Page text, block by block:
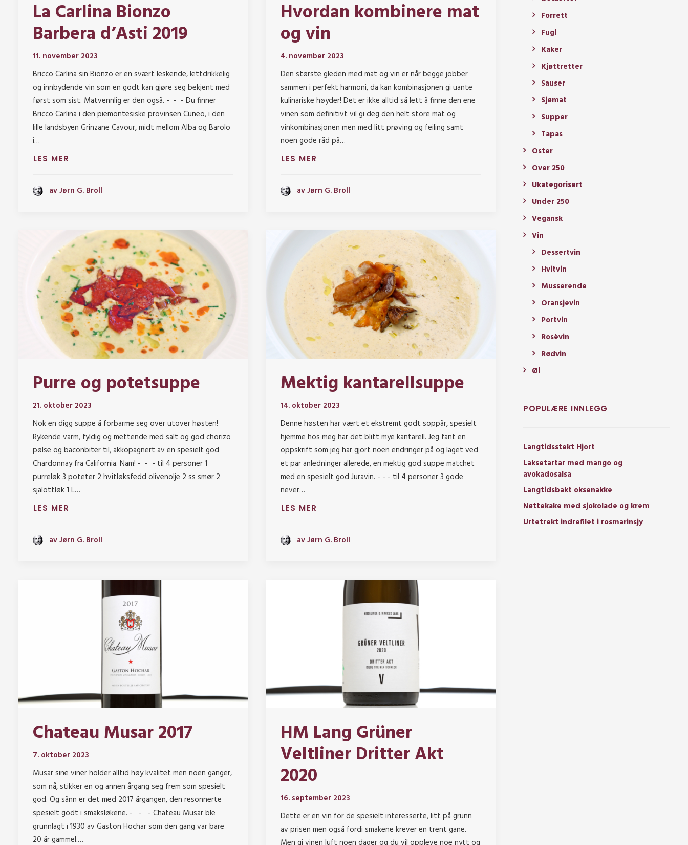
La Carlina Bionzo
Barbera d’Asti 2019
11. november 2023
Bricco Carlina sin Bionzo er en svært leskende, lettdrikkelig
og innbydende vin som en godt kan gjøre seg bekjent med
først som sist. Matvennlig er den også. - - - Du finner
Bricco Carlina i den piemontesiske provinsen Cuneo, i den
lille landsbyen Grinzane Cavour, midt mellom Alba og Barolo
i…
LES MER
av Jørn G. Broll
Hvordan kombinere mat
og vin
4. november 2023
Den største gleden med mat og vin er når begge jobber
sammen i perfekt harmoni, da kan kombinasjonen gi uante
kulinariske høyder! Det er ikke alltid så lett å finne den ene
vinen som definitivt vil gi deg den helt store mat og
vinkombinasjonen men med litt prøving og feiling samt
noen gode råd på…
LES MER
av Jørn G. Broll
Purre og potetsuppe
21. oktober 2023
Nok en digg suppe å forbarme seg over utover høsten!
Rykende varm, fyldig og mettende med salt og god chorizo
pølse og baconbiter til, akkopagnert av en spesielt god
Chardonnay fra California. Nam! - - - til 4 personer 1
purreløk 3 poteter 2 hvitløksfedd olivenolje 2 ss smør 2
sjalottløk 1 L…
LES MER
av Jørn G. Broll
Mektig kantarellsuppe
14. oktober 2023
Denne høsten har vært et ekstremt godt soppår, spesielt
hjemme hos meg har det blitt mye kantarell. Jeg fant en
oppskrift som jeg har gjort noen endringer på og laget ved
et par anledninger allerede, en mektig god suppe matchet
med en spesielt god Juravin. - - - til 4 personer 3 gode
never…
LES MER
av Jørn G. Broll
Chateau Musar 2017
7. oktober 2023
Musar sine viner holder alltid høy kvalitet men noen ganger,
som nå, stikker en og annen årgang seg frem som spesielt
god. Og sånn er det med 2017 årgangen, den resonnerte
spesielt godt i smaksløkene. - - - Chateau Musar ble
grunnlagt i 1930 av Gaston Hochar som den gang var bare
20 år gammel.…
HM Lang Grüner
Veltliner Dritter Akt
2020
16. september 2023
Dette er en vin for de spesielt interesserte, litt på grunn
av prisen men også fordi smakene krever en trent gane.
Forrett
Fugl
Kaker
Kjøttretter
Sauser
Sjømat
Supper
Tapas
Oster
Over 250
Ukategorisert
Under 250
Vegansk
Vin
Dessertvin
Hvitvin
Musserende
Oransjevin
Portvin
Rosèvin
Rødvin
Øl
POPULÆRE INNLEGG
Langtidsstekt Hjort
Laksetartar med mango og
avokadosalsa
Langtidsbakt oksenakke
Nøttekake med sjokolade og krem
Urtetrekt indrefilet i rosmarinsjy